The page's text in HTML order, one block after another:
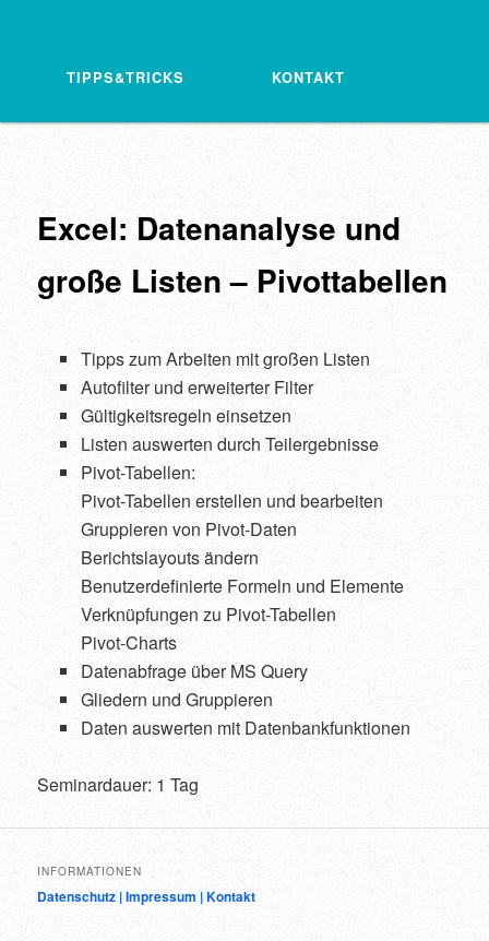
TIPPS&TRICKS KONTAKT
Excel: Datenanalyse und
große Listen – Pivottabellen
Tipps zum Arbeiten mit großen Listen
Autofilter und erweiterter Filter
Gültigkeitsregeln einsetzen
Listen auswerten durch Teilergebnisse
Pivot-Tabellen:
Pivot-Tabellen erstellen und bearbeiten
Gruppieren von Pivot-Daten
Berichtslayouts ändern
Benutzerdefinierte Formeln und Elemente
Verknüpfungen zu Pivot-Tabellen
Pivot-Charts
Datenabfrage über MS Query
Gliedern und Gruppieren
Daten auswerten mit Datenbankfunktionen
Seminardauer: 1 Tag
INFORMATIONEN
Datenschutz |Impressum |Kontakt